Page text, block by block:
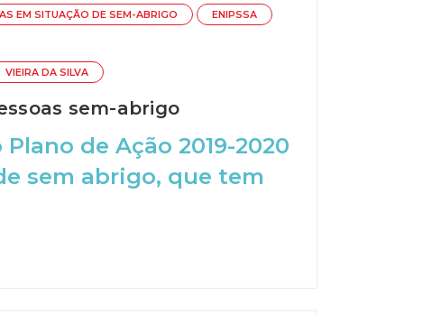
EM SITUAÇÃO DE SEM-ABRIGO ENIPSSA
VIEIRA DA SILVA
sem-abrigo
de Ação 2019-2020
sem abrigo, que tem